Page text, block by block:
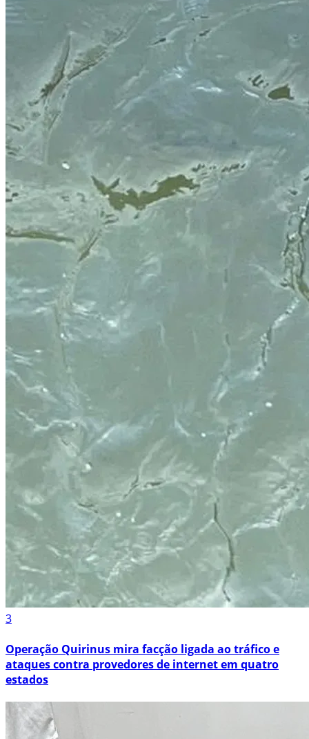
3
Operação Quirinus mira facção ligada ao tráfico e
ataques contra provedores de internet em quatro
estados